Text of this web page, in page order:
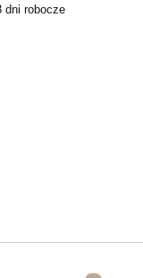
dni robocze